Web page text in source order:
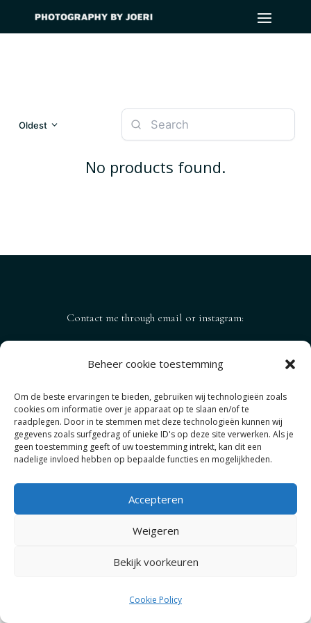
Beheer cookie toestemming
Om de beste ervaringen te bieden, gebruiken wij technologieën zoals
cookies om informatie over je apparaat op te slaan en/of te
raadplegen. Door in te stemmen met deze technologieën kunnen wij
gegevens zoals surfgedrag of unieke ID's op deze site verwerken. Als je
geen toestemming geeft of uw toestemming intrekt, kan dit een
nadelige invloed hebben op bepaalde functies en mogelijkheden.
Accepteren
Weigeren
Bekijk voorkeuren
Cookie Policy
Oldest
No products found.
Contact me through email or instagram:
Copyright © 2026 . All Rights Reserved by Photography
by Joeri